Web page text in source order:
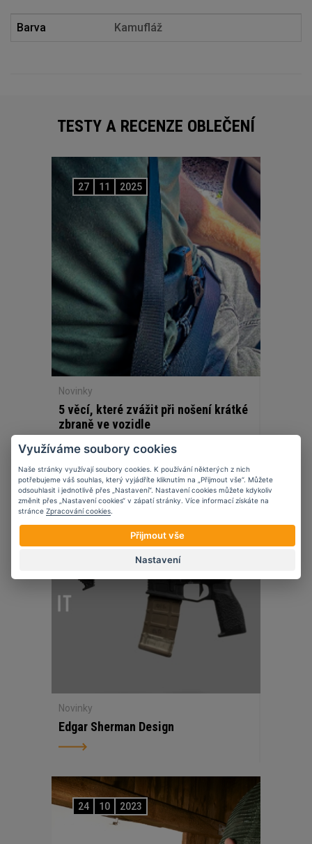
Barva Kamufláž
TESTY A RECENZE OBLEČENÍ
27 11 2025
Novinky
5 věcí, které zvážit při nošení krátké
zbraně ve vozidle
07 11 2023
Novinky
Edgar Sherman Design
24 10 2023
Využíváme soubory cookies
Naše stránky využívají soubory cookies. K používání některých z nich
potřebujeme váš souhlas, který vyjádříte kliknutím na „Přijmout vše“. Můžete
odsouhlasit i jednotlivě přes „Nastavení“. Nastavení cookies můžete kdykoliv
změnit přes „Nastavení cookies“ v zápatí stránky. Více informací získáte na
stránce Zpracování cookies
Přijmout vše
Nastavení